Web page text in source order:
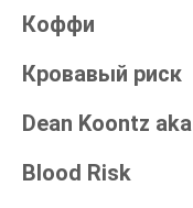
Коффи
Кровавый риск
Dean Koontz aka
Blood Risk